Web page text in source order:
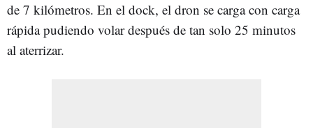
de 7 kilómetros. En el dock, el dron se carga con carga
rápida pudiendo volar después de tan solo 25 minutos
al aterrizar.